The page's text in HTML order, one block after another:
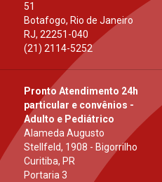
51
Botafogo, Rio de Janeiro
RJ,22251-040
(21) 2114-5252
Pronto Atendimento 24h
particular e convênios -
Adulto e Pediátrico
Alameda Augusto
Stellfeld, 1908 - Bigorrilho
Curitiba, PR
Portaria 3